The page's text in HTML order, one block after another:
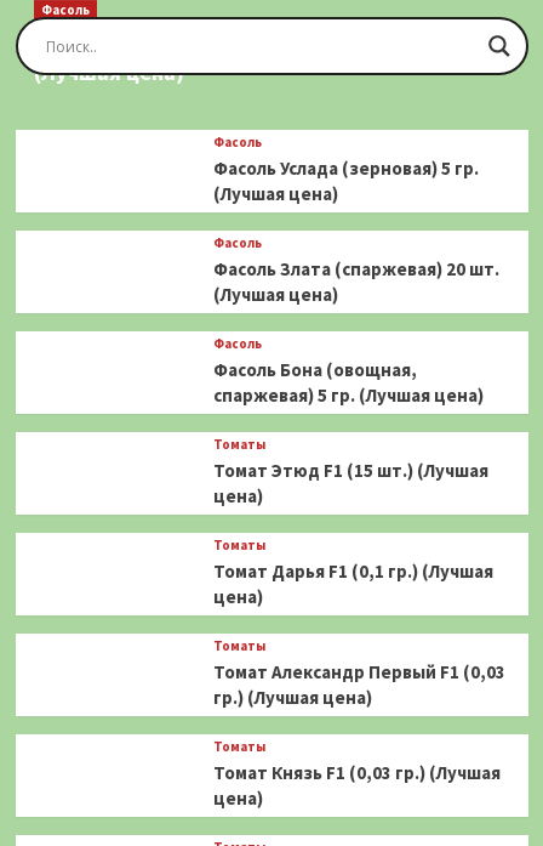
Фасоль
Фасоль Золотая Сакса (спаржевая) 20 шт.
(Лучшая цена)
Фасоль
Фасоль Услада (зерновая) 5 гр.
(Лучшая цена)
Фасоль
Фасоль Злата (спаржевая) 20 шт.
(Лучшая цена)
Фасоль
Фасоль Бона (овощная,
спаржевая) 5 гр. (Лучшая цена)
Томаты
Томат Этюд F1 (15 шт.) (Лучшая
цена)
Томаты
Томат Дарья F1 (0,1 гр.) (Лучшая
цена)
Томаты
Томат Александр Первый F1 (0,03
гр.) (Лучшая цена)
Томаты
Томат Князь F1 (0,03 гр.) (Лучшая
цена)